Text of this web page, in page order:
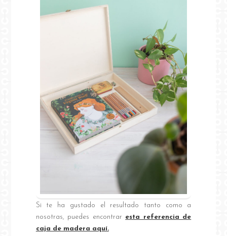
Si te ha gustado el resultado tanto como a
nosotras, puedes encontrar esta referencia de
caja de madera aquí.